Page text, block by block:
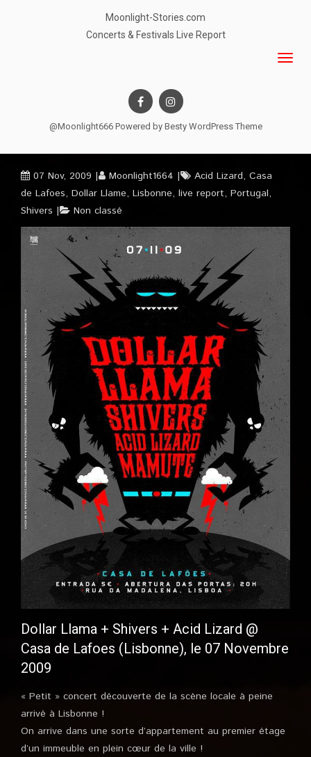
Moonlight-Stories.com
Concerts & Festivals Live Report
@Moonlight666 Powered by Besty WordPress Theme
07 Nov, 2009 Moonlight1664 Acid Lizard, Casa
de Lafoes, Dollar Llame, Lisbonne, live report, Portugal,
Shivers
Non classé
Dollar Llama + Shivers + Acid Lizard @
Casa de Lafoes (Lisbonne), le 07 Novembre
2009
« Petit » concert découverte de la scène locale à peine
arrivé à Lisbonne !
On arrive dans une sorte d’appartement au premier étage
d’un immeuble en plein cœur de la ville !